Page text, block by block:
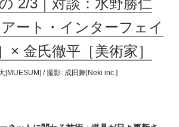
2/3｜対談：水野勝仁
アート・インターフェイ
× 金氏徹平［美術家］
[MUESUM] / 撮影: 成田舞[Neki inc.]